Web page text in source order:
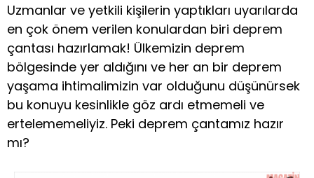
Uzmanlar ve yetkili kişilerin yaptıkları uyarılarda
en çok önem verilen konulardan biri deprem
çantası hazırlamak! Ülkemizin deprem
bölgesinde yer aldığını ve her an bir deprem
yaşama ihtimalimizin var olduğunu düşünürsek
bu konuyu kesinlikle göz ardı etmemeli ve
ertelememeliyiz. Peki deprem çantamız hazır
mı?